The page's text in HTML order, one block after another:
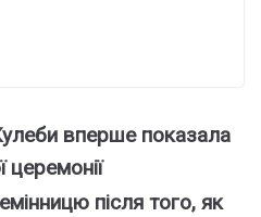
вперше показала
церемонії
після того, як